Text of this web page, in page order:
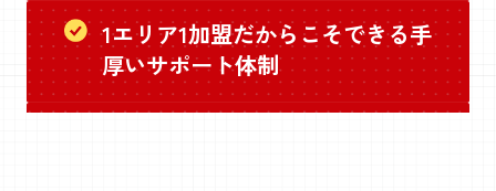
1エリア1加盟だからこそできる手
厚いサポート体制